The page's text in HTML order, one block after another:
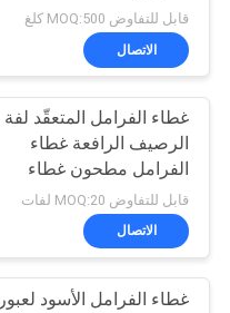
قابل للتفاوض MOQ:500 كلغ
الاتصال
غطاء الفرامل المتعقّد لفة
الرصيف الرافعة غطاء
الفرامل مطحون غطاء
الفرامل المنسوج
قابل للتفاوض MOQ:20 لفات
الاتصال
غطاء الفرامل الأسود لعبور